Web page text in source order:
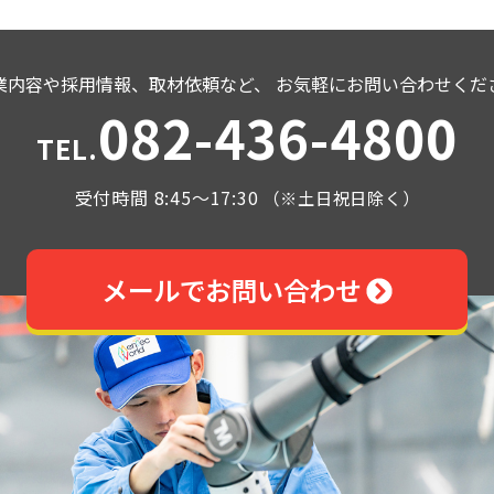
内容や採用情報、取材依頼など、 お気軽にお問い合わせくだ
TEL.082-436-4800
受付時間 8:45～17:30 （※土日祝日除く）
メールでお問い合わせ